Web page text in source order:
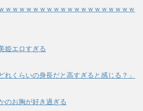
ｗｗｗｗｗｗｗｗｗｗｗｗｗｗｗｗｗｗｗ
姫エロすぎる
れくらいの身長だと高すぎると感じる？」
のお胸が好き過ぎる